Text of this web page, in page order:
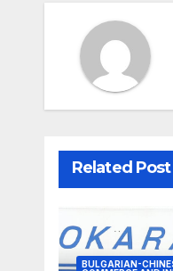
Related Post
BULGARIAN-